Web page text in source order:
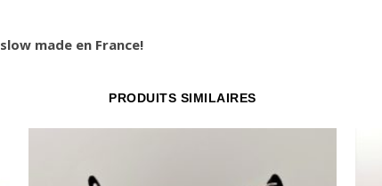
made en France!
PRODUITS SIMILAIRES